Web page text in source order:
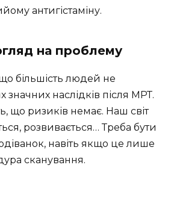
антигістаміну.
на проблему
більшість людей не
значних наслідків після МРТ.
що ризиків немає. Наш світ
розвивається… Треба бути
навіть якщо це лише
сканування.